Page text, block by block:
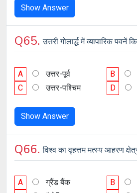
Show Answer
Q65.उत्तरी गोलार्द्ध में व्यापारिक पवनें
A उत्तर-पूर्व B
C
उत्तर-पश्चिम D
Show Answer
Q66.विश्व का वृहत्तम मत्स्य आहरण
A ग्रैंड बैंक B